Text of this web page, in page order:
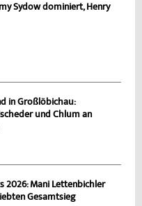
Sydow dominiert, Henry
in Großlöbichau:
und Chlum an
2026: Mani Lettenbichler
Gesamtsieg